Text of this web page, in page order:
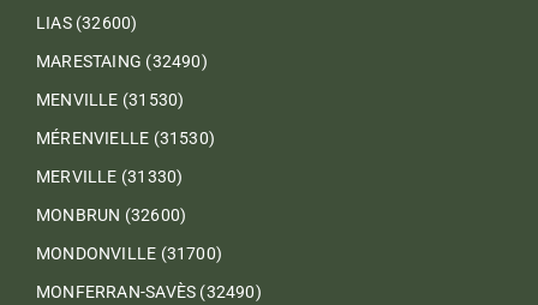
LIAS (32600)
MARESTAING (32490)
MENVILLE (31530)
MÉRENVIELLE (31530)
MERVILLE (31330)
MONBRUN (32600)
MONDONVILLE (31700)
MONFERRAN-SAVÈS (32490)